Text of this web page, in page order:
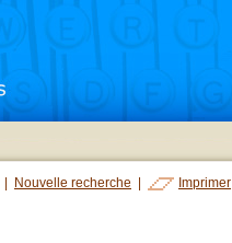
Nouvelle recherche Imprimer